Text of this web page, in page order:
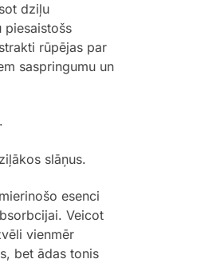
dziļu
piesaistošs
rūpējas par
saspringumu un
slāņus.
esenci
Veicot
vienmēr
bet ādas tonis